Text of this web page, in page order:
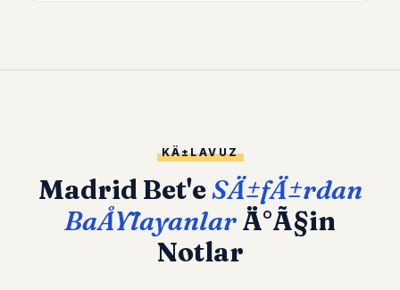
KÄ±LAVUZ
Madrid Bet'eSÄ±fÄ±rdan
BaÅŸlayanlarÄ°Ã§in
Notlar